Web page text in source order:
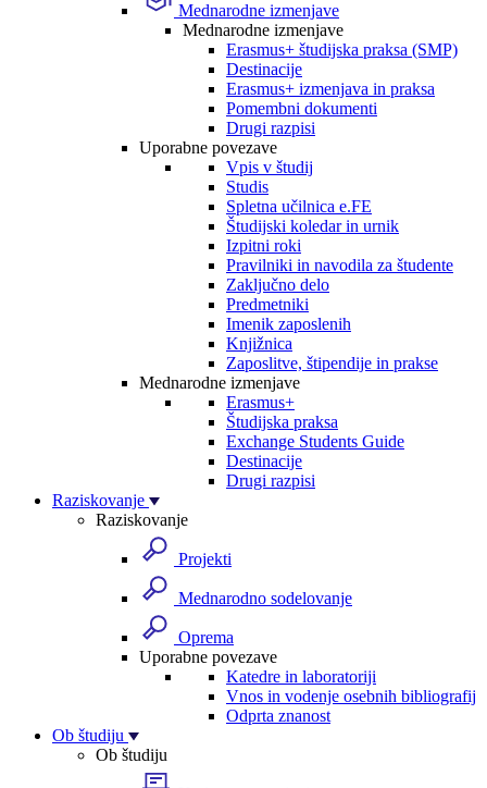
Mednarodne izmenjave
Mednarodne izmenjave
Erasmus+ študijska praksa (SMP)
Destinacije
Erasmus+ izmenjava in praksa
Pomembni dokumenti
Drugi razpisi
Uporabne povezave
Vpis v študij
Studis
Spletna učilnica e.FE
Študijski koledar in urnik
Izpitni roki
Pravilniki in navodila za študente
Zaključno delo
Predmetniki
Imenik zaposlenih
Knjižnica
Zaposlitve, štipendije in prakse
Mednarodne izmenjave
Erasmus+
Študijska praksa
Exchange Students Guide
Destinacije
Drugi razpisi
Raziskovanje
Raziskovanje
Projekti
Mednarodno sodelovanje
Oprema
Uporabne povezave
Katedre in laboratoriji
Vnos in vodenje osebnih bibliografij
Odprta znanost
Ob študiju
Ob študiju